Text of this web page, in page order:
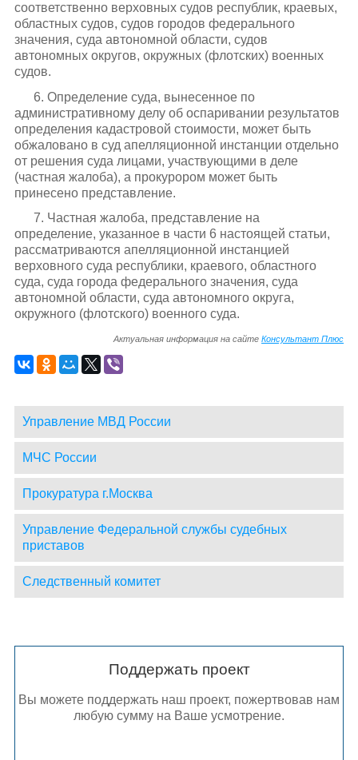
соответственно верховных судов республик, краевых,
областных судов, судов городов федерального
значения, суда автономной области, судов
автономных округов, окружных (флотских) военных
судов.
6. Определение суда, вынесенное по
административному делу об оспаривании результатов
определения кадастровой стоимости, может быть
обжаловано в суд апелляционной инстанции отдельно
от решения суда лицами, участвующими в деле
(частная жалоба), а прокурором может быть
принесено представление.
7. Частная жалоба, представление на
определение, указанное в части 6 настоящей статьи,
рассматриваются апелляционной инстанцией
верховного суда республики, краевого, областного
суда, суда города федерального значения, суда
автономной области, суда автономного округа,
окружного (флотского) военного суда.
Актуальная информация на сайтеКонсультант Плюс
Управление МВД России
МЧС России
Прокуратура г.Москва
Управление Федеральной службы судебных
приставов
Следственный комитет
Поддержать проект
Вы можете поддержать наш проект, пожертвовав нам
любую сумму на Ваше усмотрение.